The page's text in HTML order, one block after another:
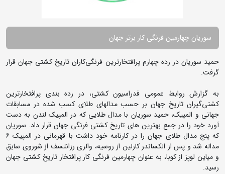
سوریان چهارمین فرنگی کار برتر جهان
حمید سوریان در رده چهارم پرافتخارترین فرنگی‌کاران تاریخ کشتی جهان قرار
گرفت.
به گزارش روابط عمومی فدراسیون کشتی، در رده بندی پرافتخارترین
کشتی‌گیران تاریخ جهان بر حسب مدالهای طلای کسب شده در مسابقات
جهانی و المپیک، حمید سوریان با مدال طلایی که در المپیک لندن به دست
آورد خود را در جمع بهترین های تاریخ کشتی فرنگی جهان قرار داد. سوریان
که پنج مدال طلای جهان را در کارنامه خود داشت با قهرمانی در المپیک 6
مداله شد و پس از الکساندر کارلین از روسیه، والری رزانتسف از شوروی سابق
و میاین لوپز از کوبا، به عنوان چهارمین فرنگی کار پرافتخار تاریخ کشتی جهان
رسید.